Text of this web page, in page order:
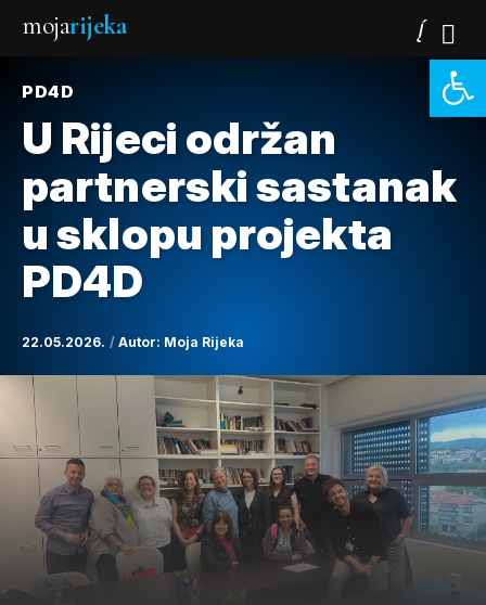
mojarijeka
PD4D
U Rijeci održan
partnerski sastanak
u sklopu projekta
PD4D
22.05.2026. Autor: Moja Rijeka